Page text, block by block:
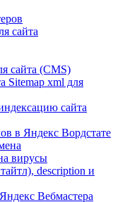
сайта
сайта (CMS)
Sitemap xml для
сайта
в Яндекс Вордстате
вирусы
description и
Вебмастера